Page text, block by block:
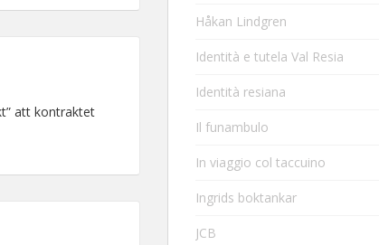
att kontraktet
Håkan Lindgren
Identità e tutela Val Resia
Identità resiana
Il funambulo
In viaggio col taccuino
Ingrids boktankar
JCB